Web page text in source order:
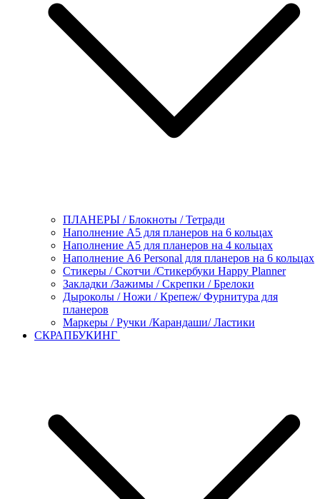
ПЛАНЕРЫ / Блокноты / Тетради
Наполнение А5 для планеров на 6 кольцах
Наполнение А5 для планеров на 4 кольцах
Наполнение А6 Personal для планеров на 6 кольцах
Стикеры / Скотчи /Стикербуки Happy Planner
Закладки /Зажимы / Скрепки / Брелоки
Дыроколы / Ножи / Крепеж/ Фурнитура для
планеров
Маркеры / Ручки /Карандаши/ Ластики
СКРАПБУКИНГ